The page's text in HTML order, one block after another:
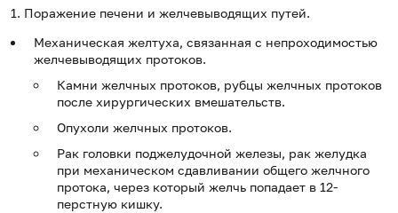
1. Поражение печени и желчевыводящих путей.
Механическая желтуха, связанная с непроходимостью
желчевыводящих протоков.
Камни желчных протоков, рубцы желчных протоков
после хирургических вмешательств.
Опухоли желчных протоков.
Рак головки поджелудочной железы, рак желудка
при механическом сдавливании общего желчного
протока, через который желчь попадает в 12-
перстную кишку.